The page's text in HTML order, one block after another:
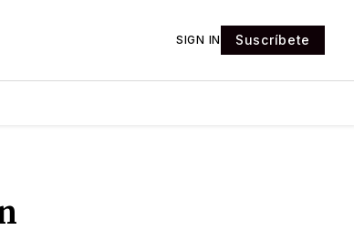
SIGN IN Suscríbete